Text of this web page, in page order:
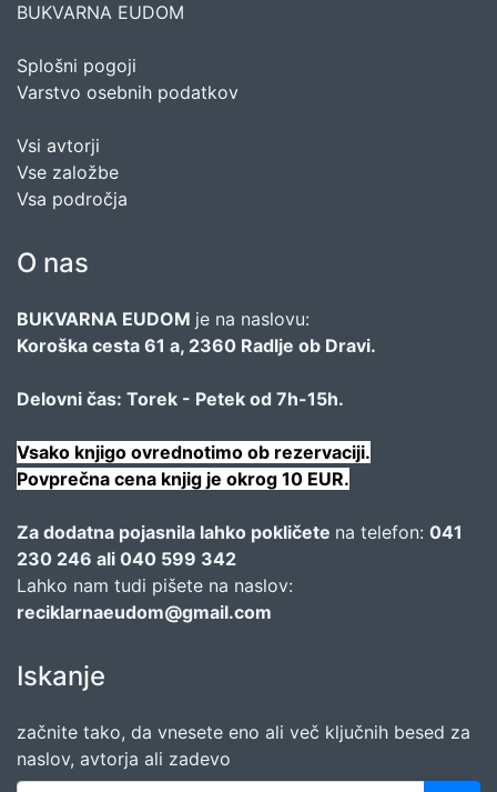
BUKVARNA EUDOM
Splošni pogoji
Varstvo osebnih podatkov
Vsi avtorji
Vse založbe
Vsa področja
O nas
BUKVARNA EUDOM je na naslovu:
Koroška cesta 61 a, 2360 Radlje ob Dravi.
Delovni čas: Torek - Petek od 7h-15h.
Vsako knjigo ovrednotimo ob rezervaciji.
Povprečna cena knjig je okrog 10 EUR.
Za dodatna pojasnila lahko pokličete na telefon: 041
230 246 ali 040 599 342
Lahko nam tudi pišete na naslov:
reciklarnaeudom@gmail.com
Iskanje
začnite tako, da vnesete eno ali več ključnih besed za
naslov, avtorja ali zadevo